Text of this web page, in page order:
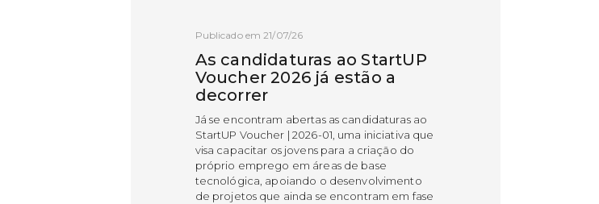
Publicado em 21/07/26
As candidaturas ao StartUP
Voucher 2026 já estão a
decorrer
Já se encontram abertas as candidaturas ao
StartUP Voucher | 2026-01, uma iniciativa que
visa capacitar os jovens para a criação do
próprio emprego em áreas de base
tecnológica, apoiando o desenvolvimento
de projetos que ainda se encontram em fase